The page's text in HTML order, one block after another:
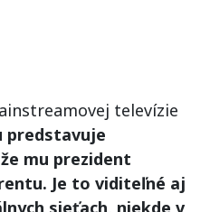
televízie
predstavuje
mu prezident
Je to viditeľné aj
sieťach, niekde v